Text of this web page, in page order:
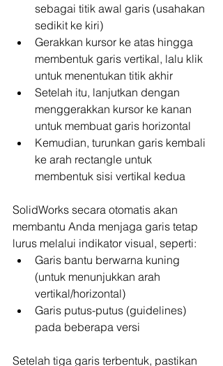
sebagai titik awal garis (usahakan
sedikit ke kiri)
Gerakkan kursor ke atas hingga
membentuk garis vertikal, lalu klik
untuk menentukan titik akhir
Setelah itu, lanjutkan dengan
menggerakkan kursor ke kanan
untuk membuat garis horizontal
Kemudian, turunkan garis kembali
ke arah rectangle untuk
membentuk sisi vertikal kedua
SolidWorks secara otomatis akan
membantu Anda menjaga garis tetap
lurus melalui indikator visual, seperti:
Garis bantu berwarna kuning
(untuk menunjukkan arah
vertikal/horizontal)
Garis putus-putus (guidelines)
pada beberapa versi
Setelah tiga garis terbentuk, pastikan